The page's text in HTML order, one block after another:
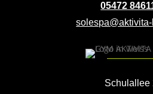
05472
Schulallee